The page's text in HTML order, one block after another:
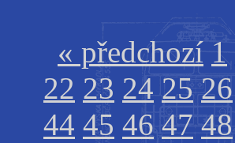
« předchozí 1
22 23 24 25 26
44 45 46 47 48